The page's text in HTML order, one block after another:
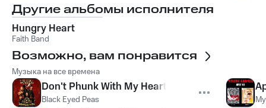
Другие альбомы исполнителя
Hungry Heart
Faith Band
Возможно, вам понравится
Музыка на все времена
Don't Phunk With My Heart
Black Eyed Peas